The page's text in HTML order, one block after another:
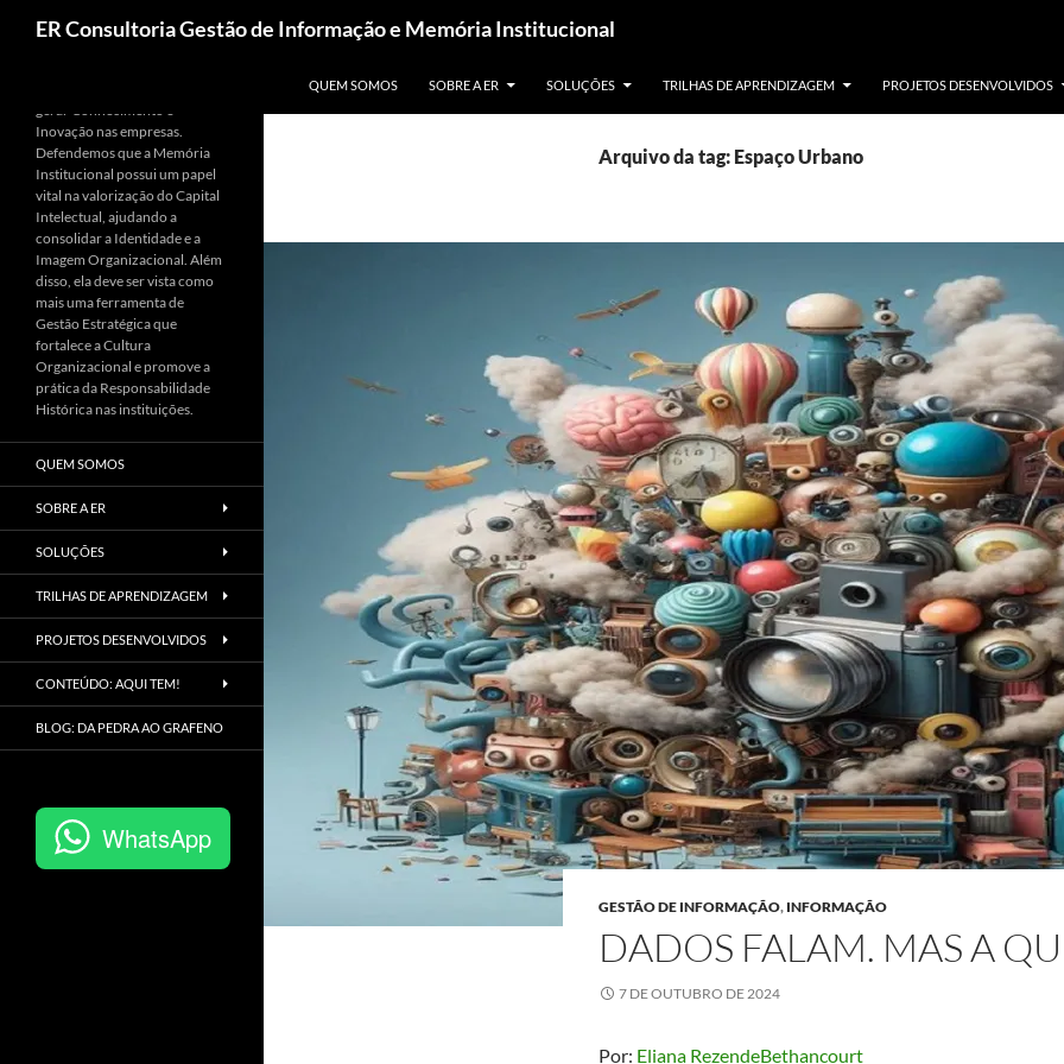
ER Consultoria Gestão de Informação e Memória Institucional
QUEM SOMOS
SOBRE A ER SOLUÇÕES TRILHAS DE APRENDIZAGEM PROJETOS DESENVOLVIDOS
Arquivo da tag: Espaço Urbano
GESTÃO DE INFORMAÇÃO, INFORMAÇÃO
DADOS FALAM. MAS A
7 DE OUTUBRO DE 2024
Por: Eliana RezendeBethancourt
gerar Conhecimento e
Inovação nas empresas.
Defendemos que a Memória
Institucional possui um papel
vital na valorização do Capital
Intelectual, ajudando a
consolidar a Identidade e a
Imagem Organizacional. Além
disso, ela deve ser vista como
mais uma ferramenta de
Gestão Estratégica que
fortalece a Cultura
Organizacional e promove a
prática da Responsabilidade
Histórica nas instituições.
QUEM SOMOS
SOBRE A ER
SOLUÇÕES
TRILHAS DE APRENDIZAGEM
PROJETOS DESENVOLVIDOS
CONTEÚDO: AQUI TEM!
BLOG: DA PEDRA AO GRAFENO
WhatsApp